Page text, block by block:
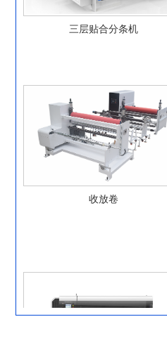
三层贴合分条机
收放卷